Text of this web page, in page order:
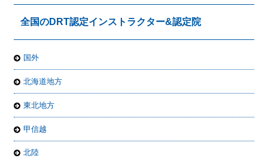
全国のDRT認定インストラクター&認定院
国外
北海道地方
東北地方
甲信越
北陸